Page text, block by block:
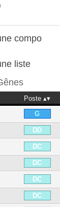
compo
liste
Poste
G
DD
DC
DC
DC
DC